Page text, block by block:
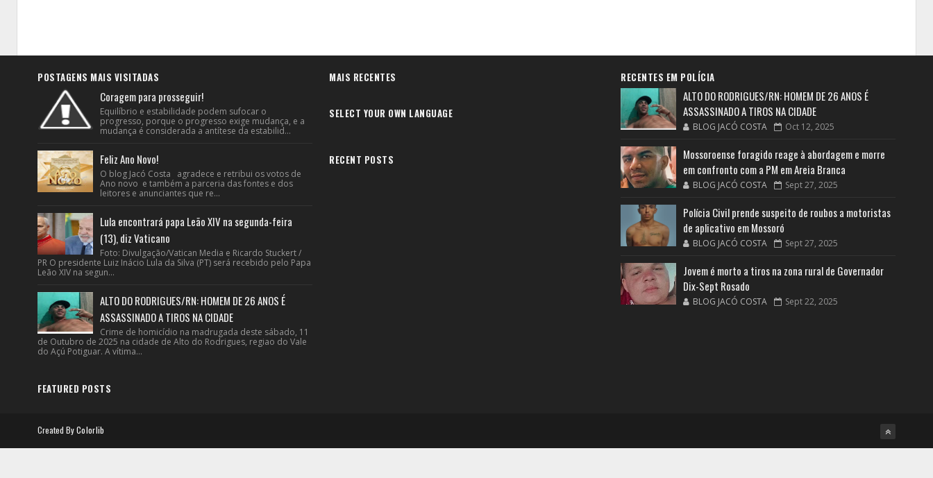
POSTAGENS MAIS VISITADAS
Coragem para prosseguir!
Equilíbrio e estabilidade podem sufocar o
progresso, porque o progresso exige mudança, e a
mudança é considerada a antítese da estabilid...
Feliz Ano Novo!
O blog Jacó Costa agradece e retribui os votos de
Ano novo e também a parceria das fontes e dos
leitores e anunciantes que re...
Lula encontrará papa Leão XIV na segunda-feira
(13), diz Vaticano
Foto: Divulgação/Vatican Media e Ricardo Stuckert /
PR O presidente Luiz Inácio Lula da Silva (PT) será recebido pelo Papa
Leão XIV na segun...
ALTO DO RODRIGUES/RN: HOMEM DE 26 ANOS É
ASSASSINADO A TIROS NA CIDADE
Crime de homicídio na madrugada deste sábado, 11
de Outubro de 2025 na cidade de Alto do Rodrigues, regiao do Vale
do Açú Potiguar. A vítima...
FEATURED POSTS
MAIS RECENTES
SELECT YOUR OWN LANGUAGE
RECENT POSTS
RECENTES EM POLÍCIA
ALTO DO RODRIGUES/RN: HOMEM DE 26 ANOS É
ASSASSINADO A TIROS NA CIDADE
BLOG JACÓ COSTA Oct 12, 2025
Mossoroense foragido reage à abordagem e morre
em confronto com a PM em Areia Branca
BLOG JACÓ COSTA Sept 27, 2025
Polícia Civil prende suspeito de roubos a motoristas
de aplicativo em Mossoró
BLOG JACÓ COSTA Sept 27, 2025
Jovem é morto a tiros na zona rural de Governador
Dix-Sept Rosado
BLOG JACÓ COSTA Sept 22, 2025
Created ByColorlib